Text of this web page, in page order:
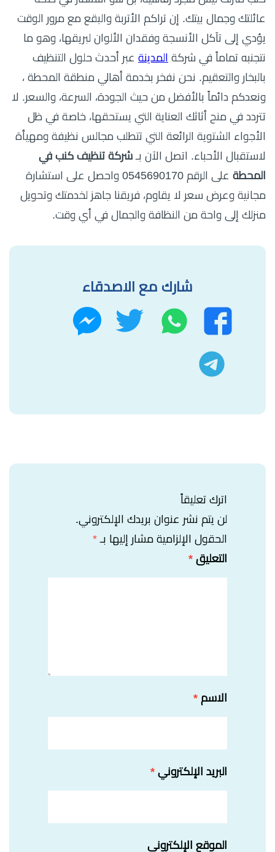
عائلتك وجمال بيتك. إن تراكم الأتربة والبقع مع مرور الوقت
يؤدي إلى تآكل الأنسجة وفقدان الألوان لبريقها، وهو ما
نتجنبه تماماً في شركة المدينة عبر أحدث حلول التنظيف
بالبخار والتعقيم. نحن نفخر بخدمة أهالي منطقة المحطة ،
ونعدكم دائماً بالأفضل من حيث الجودة، السرعة، والسعر. لا
تتردد في منح أثاثك العناية التي يستحقها، خاصة في ظل
الأجواء الشتوية الرائعة التي تتطلب مجالس نظيفة ومهيأة
لاستقبال الأحباء. اتصل الآن بـ شركة تنظيف كنب في
المحطة
على الرقم 0545690170 واحصل على استشارة
مجانية وعرض سعر لا يقاوم، فريقنا جاهز لخدمتك وتحويل
منزلك إلى واحة من النظافة والجمال في أي وقت.
شارك مع الاصدقاء
فيسبوك
واتساب تويتر
اترك تعليقاً
لن يتم نشر عنوان بريدك الإلكتروني.
الحقول الإلزامية مشار إليها بـ *
التعليق *
الاسم *
البريد الإلكتروني *
الموقع الإلكتروني